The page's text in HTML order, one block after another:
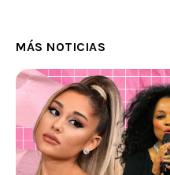
MÁS NOTICIAS